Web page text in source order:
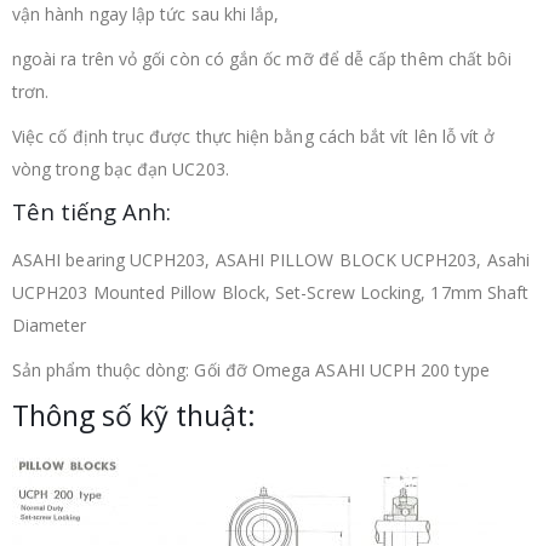
vận hành ngay lập tức sau khi lắp,
ngoài ra trên vỏ gối còn có gắn ốc mỡ để dễ cấp thêm chất bôi
trơn.
Việc cố định trục được thực hiện bằng cách bắt vít lên lỗ vít ở
vòng trong bạc đạn UC203.
Tên tiếng Anh:
ASAHI bearing UCPH203, ASAHI PILLOW BLOCK UCPH203, Asahi
UCPH203 Mounted Pillow Block, Set-Screw Locking, 17mm Shaft
Diameter
Sản phẩm thuộc dòng: Gối đỡ Omega ASAHI UCPH 200 type
Thông số kỹ thuật: